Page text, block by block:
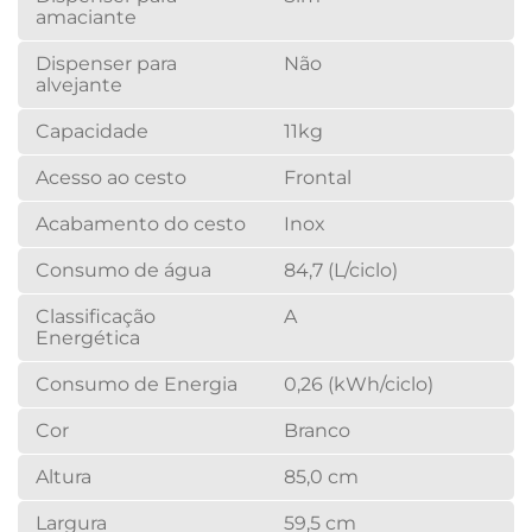
amaciante
Dispenser para
alvejante
Não
Capacidade 11kg
Acesso ao cesto Frontal
Acabamento do cesto Inox
Consumo de água 84,7 (L/ciclo)
Classificação
Energética
A
Consumo de Energia 0,26 (kWh/ciclo)
Cor Branco
Altura 85,0 cm
Largura 59,5 cm